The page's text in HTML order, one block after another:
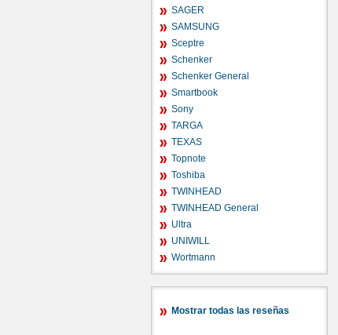
SAGER
SAMSUNG
Sceptre
Schenker
Schenker General
Smartbook
Sony
TARGA
TEXAS
Topnote
Toshiba
TWINHEAD
TWINHEAD General
Ultra
UNIWILL
Wortmann
Mostrar todas las reseñas